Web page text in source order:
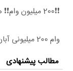
❗❗200 میلیون وام❗❗ هر چی میخوای باهاش بخر!!
وام 200 میلیونی آبان تتر. همین الان احراز هویت کن!
مطالب پیشنهادی